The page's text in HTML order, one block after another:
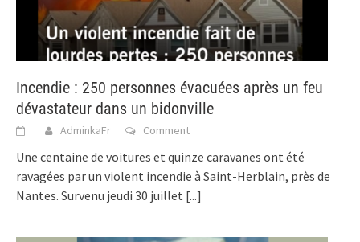
Incendie : 250 personnes évacuées après un feu
dévastateur dans un bidonville
AdminkaFr Comment
Une centaine de voitures et quinze caravanes ont été
ravagées par un violent incendie à Saint-Herblain, près de
Nantes. Survenu jeudi 30 juillet [...]